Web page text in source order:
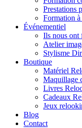
Prestations
Formation
Événementiel
Ils nous ont
Atelier
Stylisme
Boutique
Matériel
Maquillage
Livres
Cadeaux
Jeux
Blog
Contact